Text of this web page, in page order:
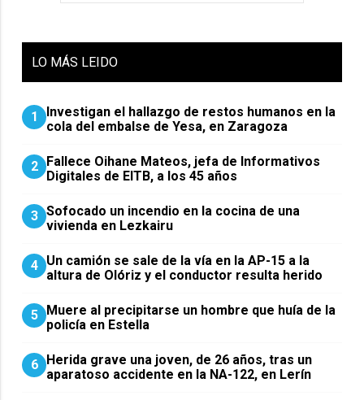
LO MÁS LEIDO
1
Investigan el hallazgo de restos humanos en la
cola del embalse de Yesa, en Zaragoza
2
Fallece Oihane Mateos, jefa de Informativos
Digitales de EITB, a los 45 años
3 Sofocado un incendio en la cocina de una
vivienda en Lezkairu
4 Un camión se sale de la vía en la AP-15 a la
altura de Olóriz y el conductor resulta herido
5
Muere al precipitarse un hombre que huía de la
policía en Estella
6
Herida grave una joven, de 26 años, tras un
aparatoso accidente en la NA-122, en Lerín